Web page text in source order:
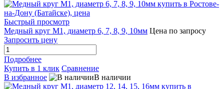
Быстрый просмотр
Медный круг М1, диаметр 6, 7, 8, 9, 10мм Цена по запросу
Запросить цену
Подробнее
Купить в 1 клик Сравнение
В избранное
В наличии